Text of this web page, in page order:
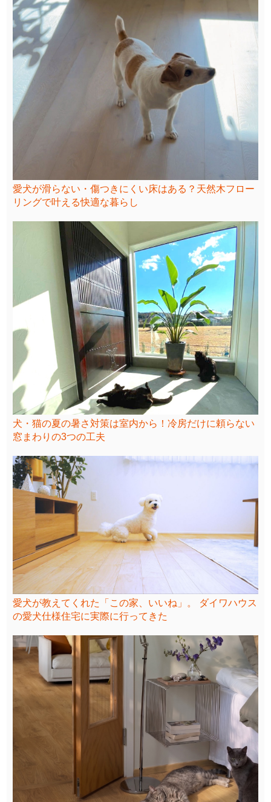
愛犬が滑らない・傷つきにくい床はある？天然木フロー
リングで叶える快適な暮らし
犬・猫の夏の暑さ対策は室内から！冷房だけに頼らない
窓まわりの3つの工夫
愛犬が教えてくれた「この家、いいね」。 ダイワハウス
の愛犬仕様住宅に実際に行ってきた